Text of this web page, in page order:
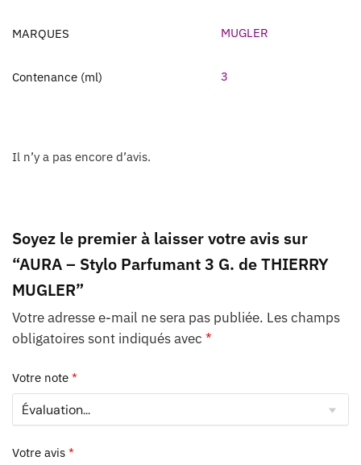
MARQUES MUGLER
Contenance (ml) 3
Il n’y a pas encore d’avis.
Soyez le premier à laisser votre avis sur
“AURA – Stylo Parfumant 3 G. de THIERRY
MUGLER”
Votre adresse e-mail ne sera pas publiée. Les champs
obligatoires sont indiqués avec *
Votre note *
Votre avis *